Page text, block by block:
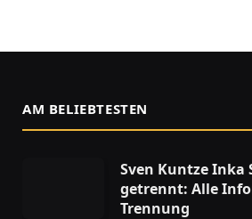
AM BELIEBTESTEN
Sven Kuntze Inka
getrennt: Alle
Trennung